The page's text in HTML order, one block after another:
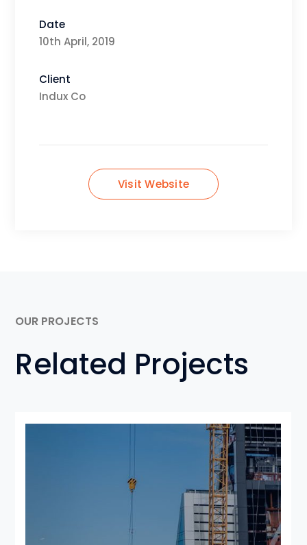
Date
10th April, 2019
Client
Indux Co
Visit Website
OUR PROJECTS
Related Projects